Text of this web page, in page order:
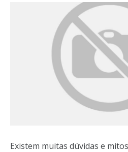
Existem muitas dúvidas e